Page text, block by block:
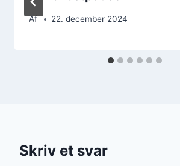
Af 22. december 2024
Skriv et svar